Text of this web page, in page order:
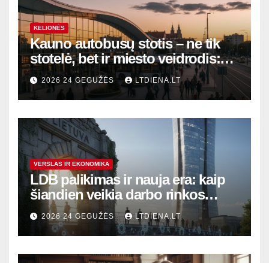
KELIONĖS
Kauno autobusų stotis – ne tik
stotelė, bet ir miesto veidrodis:
modernūs vartai į laikinąją
sostinę
2026 24 GEGUŽĖS LTDIENA.LT
VERSLAS IR EKONOMIKA
LDB palikimas ir nauja era: kaip
šiandien veikia darbo rinkos
variklis Lietuvoje?
2026 24 GEGUŽĖS LTDIENA.LT